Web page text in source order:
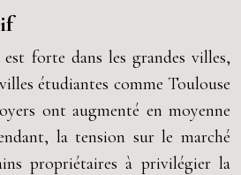
forte dans les grandes villes,
étudiantes comme Toulouse
ont augmenté en moyenne
la tension sur le marché
propriétaires à privilégier la